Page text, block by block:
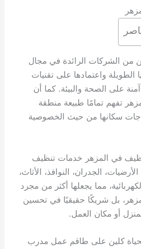
من الشركات الرائدة في مجال
الطويلة واعتمادها على تقنيات
على الصحة والبيئة. كما أن
تفهم تمامًا طبيعة منطقة
سكانها من حيث الخصوصية
في المزهر خدمات تنظيف
الجدران، النوافذ، الأثاث،
مما يجعلها أكثر من مجرد
بل شريكًا حقيقيًا في تحسين
أو مكان العمل.
كلين على طاقم عمل مدرب